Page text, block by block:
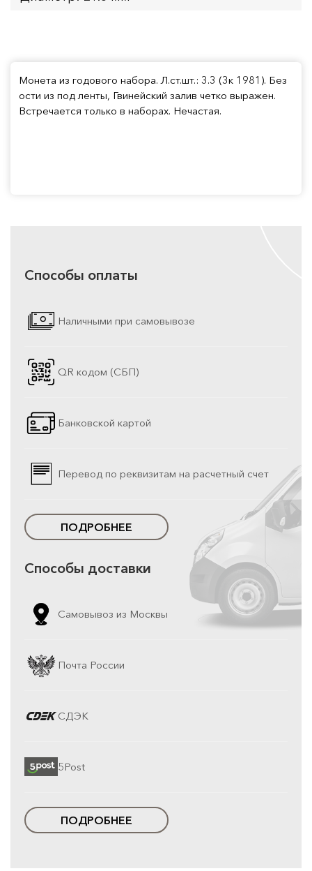
Монета из годового набора. Л.ст.шт.: 3.3 (3к 1981). Без
ости из под ленты, Гвинейский залив четко выражен.
Встречается только в наборах. Нечастая.
Способы оплаты
Наличными при самовывозе
QR кодом (СБП)
Банковской картой
Перевод по реквизитам на расчетный счет
ПОДРОБНЕЕ
Способы доставки
Самовывоз из Москвы
Почта России
СДЭК
5Post
ПОДРОБНЕЕ